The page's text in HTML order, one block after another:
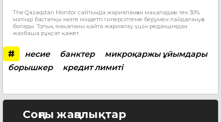
The Qazaqstan Monitor сайтында жарияланған мақаладағы тек 30%
мәтінді бастапқы көзге міндетті гиперсілтеме берумен пайдалануға
болады. Толық мақаланы қайта жариялау үшін редакциядан
жазбаша рұқсат қажет.
# несие банктер
микроқаржы ұйымдары
борышкер
кредит лимиті
Соңғы жаңалықтар